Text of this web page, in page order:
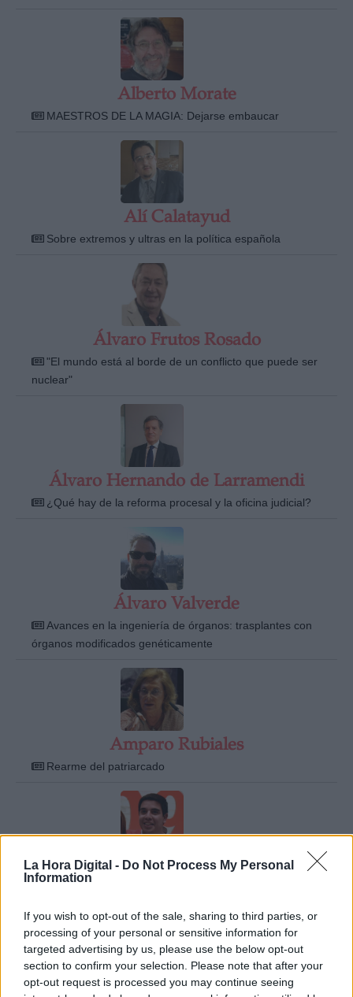
La Hora Digital - Do Not Process My Personal
Information
If you wish to opt-out of the sale, sharing to third parties, or
processing of your personal or sensitive information for
targeted advertising by us, please use the below opt-out
section to confirm your selection. Please note that after your
opt-out request is processed you may continue seeing
Alberto Morate
MAESTROS DE LA MAGIA: Dejarse embaucar
Alí Calatayud
Sobre extremos y ultras en la política española
Álvaro Frutos Rosado
"El mundo está al borde de un conflicto que puede ser
nuclear"
Álvaro Hernando de Larramendi
¿Qué hay de la reforma procesal y la oficina judicial?
Álvaro Valverde
Avances en la ingeniería de órganos: trasplantes con
órganos modificados genéticamente
Amparo Rubiales
Rearme del patriarcado
André Escobedo Rodas
Andrés Solimano